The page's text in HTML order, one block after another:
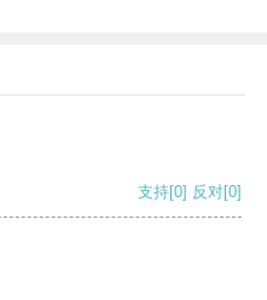
支持[0] 反对[0]